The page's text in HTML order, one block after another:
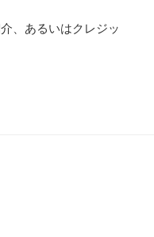
、あるいはクレジッ